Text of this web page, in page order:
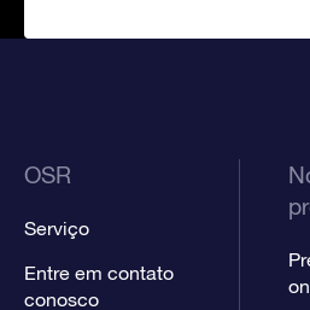
OSR
Serviço
Entre em contato
conosco